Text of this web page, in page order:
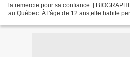
la remercie pour sa confiance. [
au Québec. À l'âge de 12 ans,elle habite